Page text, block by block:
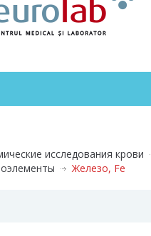
исследования крови
Железо, Fe